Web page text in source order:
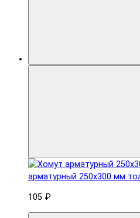
арматурный 250x300 мм
105 ₽